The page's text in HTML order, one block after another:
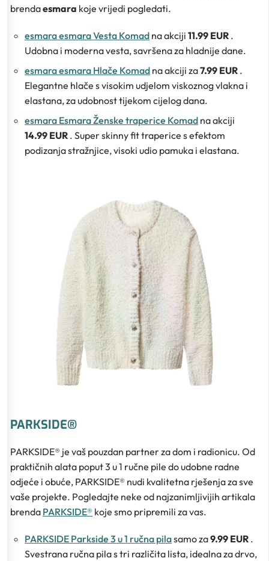
brendaesmara koje vrijedi pogledati.
esmara esmara Vesta Komad na akciji 11.99 EUR .
Udobna i moderna vesta, savršena za hladnije dane.
esmara esmara Hlače Komad na akciji za7.99 EUR .
Elegantne hlače s visokim udjelom viskoznog vlakna i
elastana, za udobnost tijekom cijelog dana.
esmara Esmara Ženske traperice Komad na akciji
14.99 EUR . Super skinny fit traperice s efektom
podizanja stražnjice, visoki udio pamuka i elastana.
PARKSIDE®
PARKSIDE® je vaš pouzdan partner za dom i radionicu. Od
praktičnih alata poput 3 u 1 ručne pile do udobne radne
odjeće i obuće, PARKSIDE® nudi kvalitetna rješenja za sve
vaše projekte. Pogledajte neke od najzanimljivijih artikala
brenda PARKSIDE® koje smo pripremili za vas.
PARKSIDE Parkside 3 u 1 ručna pilasamo za9.99 EUR .
Svestrana ručna pila s tri različita lista, idealna za drvo,